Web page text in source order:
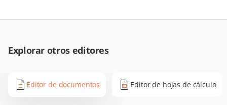
Explorar otros editores
Editor de documentos Editor de hojas de cálculo